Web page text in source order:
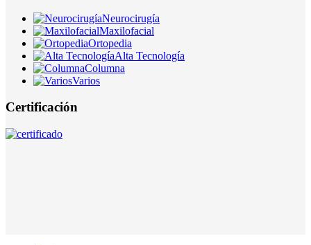
Neurocirugía
Maxilofacial
Ortopedia
Alta Tecnología
Columna
Varios
Certificación